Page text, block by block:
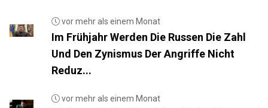
vor mehr als einem Monat
Im Frühjahr Werden Die Russen Die Zahl
Und Den Zynismus Der Angriffe Nicht
Reduz...
vor mehr als einem Monat